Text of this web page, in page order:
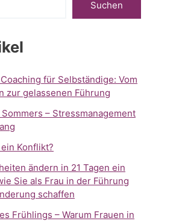
Suchen
für Selbständige: Vom
zur gelassenen Führung
– Stressmanagement
Konflikt?
ändern in 21 Tagen ein
Sie als Frau in der Führung
schaffen
Frühlings – Warum Frauen in